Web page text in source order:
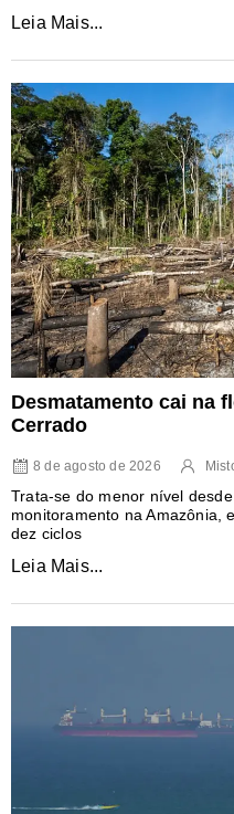
Leia Mais...
Desmatamento cai na
Cerrado
8 de agosto de 2026
Trata-se do menor nível
monitoramento na Amazônia,
dez ciclos
Leia Mais...